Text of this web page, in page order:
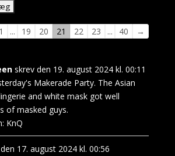
1 ... 19 20 21 22 23 ... 40
→
skrev den 19. august 2024 kl. 00:11
Makerade Party. The Asian
and white mask got well
of masked guys.
KnQ
17. august 2024 kl. 00:56